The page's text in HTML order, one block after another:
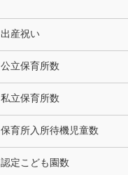
出産祝い
公立保育所数
私立保育所数
保育所入所待機児童数
認定こども園数